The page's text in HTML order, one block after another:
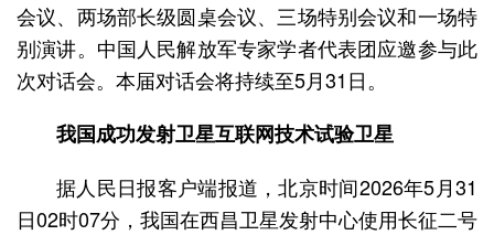
会议、两场部长级圆桌会议、三场特别会议和一场特
别演讲。中国人民解放军专家学者代表团应邀参与此
次对话会。本届对话会将持续至5月31日。
我国成功发射卫星互联网技术试验卫星
据人民日报客户端报道，北京时间2026年5月31
日02时07分，我国在西昌卫星发射中心使用长征二号